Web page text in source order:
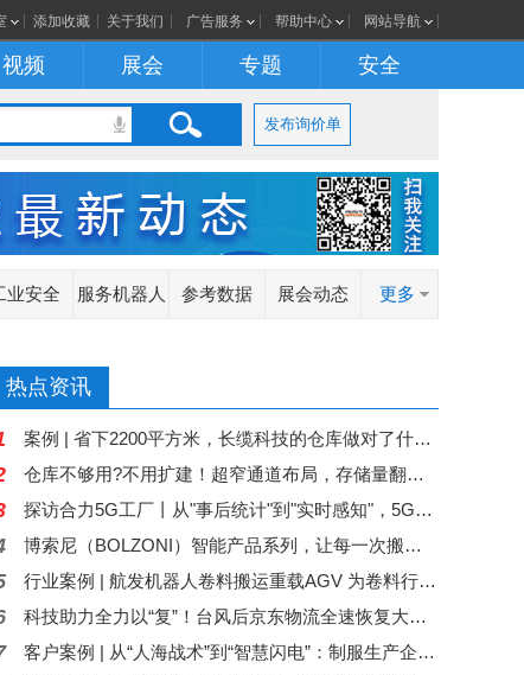
添加收藏 关于我们 广告服务 帮助中心 网站导航
视频 展会 专题 安全
发布询价单
业安全 服务机器人 参考数据 展会动态 更多
热点资讯
案例 | 省下2200平方米，长缆科技的仓库做对了什么？
仓库不够用?不用扩建！超窄通道布局，存储量翻倍，MiMA1.6吨站驾三向堆垛式叉车+智慧仓储，赋能机械配件行业空间扩容！
探访合力5G工厂丨从"事后统计"到"实时感知"，5G让离散制造车间更"聪明"
博索尼（BOLZONI）智能产品系列，让每一次搬运都更加智慧
行业案例 | 航发机器人卷料搬运重载AGV 为卷料行业运输难题“卷”出高效解决方案
科技助力全力以“复”！台风后京东物流全速恢复大湾区服务
客户案例 | 从“人海战术”到“智慧闪电”：制服生产企业的分拣革命